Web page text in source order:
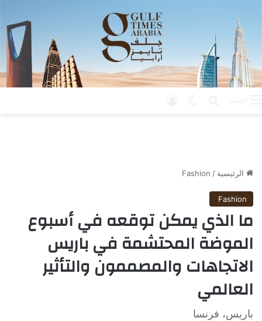
الرئيسية /
Fashion
Fashion
ما الذي يمكن توقعه في أسبوع
الموضة المحتشمة في باريس
الاتجاهات والمصممون والتأثير
العالمي
باريس، فرنسا